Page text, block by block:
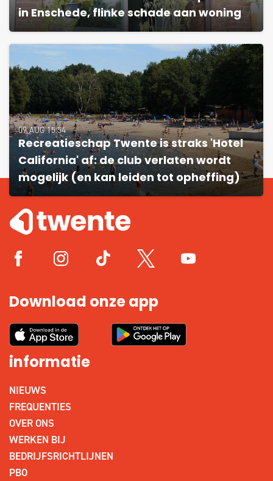
in Enschede, flinke schade aan woning
09 AUG 15:54
Recreatieschap Twente is straks 'Hotel
California' af: de club verlaten wordt
mogelijk (en kan leiden tot opheffing)
Download onze app
informatie
NIEUWS
FREQUENTIES
OVER ONS
WERKEN BIJ
BEDRIJFSRICHTLIJNEN
PBO